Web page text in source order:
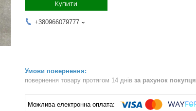
Купити
+380966079777
повернення товару протягом 14 днів за рахунок покупця